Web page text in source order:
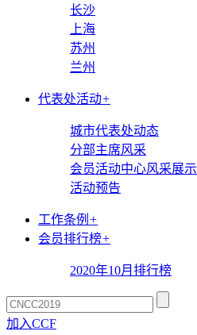
长沙
上海
苏州
兰州
代表处活动+
城市代表处动态
分部主席风采
会员活动中心风采展示
活动预告
工作条例 +
会员排行榜+
2020年10月排行榜
加入CCF